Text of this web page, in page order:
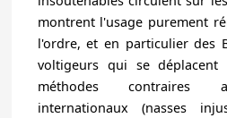
montrent l'usage purement
l'ordre, et en particulier des
voltigeurs qui se déplacent
méthodes contraires
internationaux (nasses